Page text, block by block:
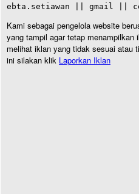
ebta.setiawan || gmail ||
Kami sebagai pengelola website
yang tampil agar tetap
melihat iklan yang tidak sesuai atau
ini silakan klik Laporkan Iklan